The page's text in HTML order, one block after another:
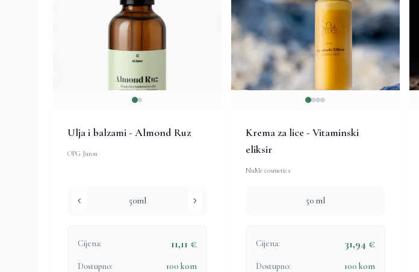
Ulja i balzami - Almond Ruz
OPG Juron
chevron_left 50ml chevron_right
Cijena: 11,11 €
Dostupno: 100 kom
Krema za lice - Vitaminski
eliksir
NuMe cosmetics
50 ml
Cijena: 31,94 €
Dostupno: 100 kom